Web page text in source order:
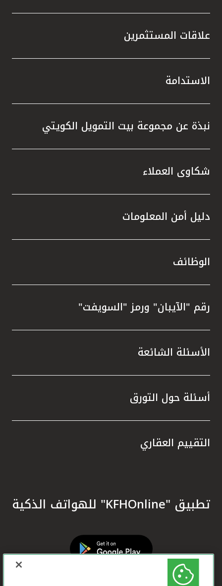
علاقات المستثمرين
الاستدامة
نبذة عن مجموعة بيت التمويل الكويتي
شكاوى العملاء
دليل أمن المعلومات
الوظائف
رقم "الآيبان" ورمز "السويفت"
الأسئلة الشائعة
أسئلة حول التورق
التقييم العقاري
تطبيق "KFHOnline" للهواتف الذكية